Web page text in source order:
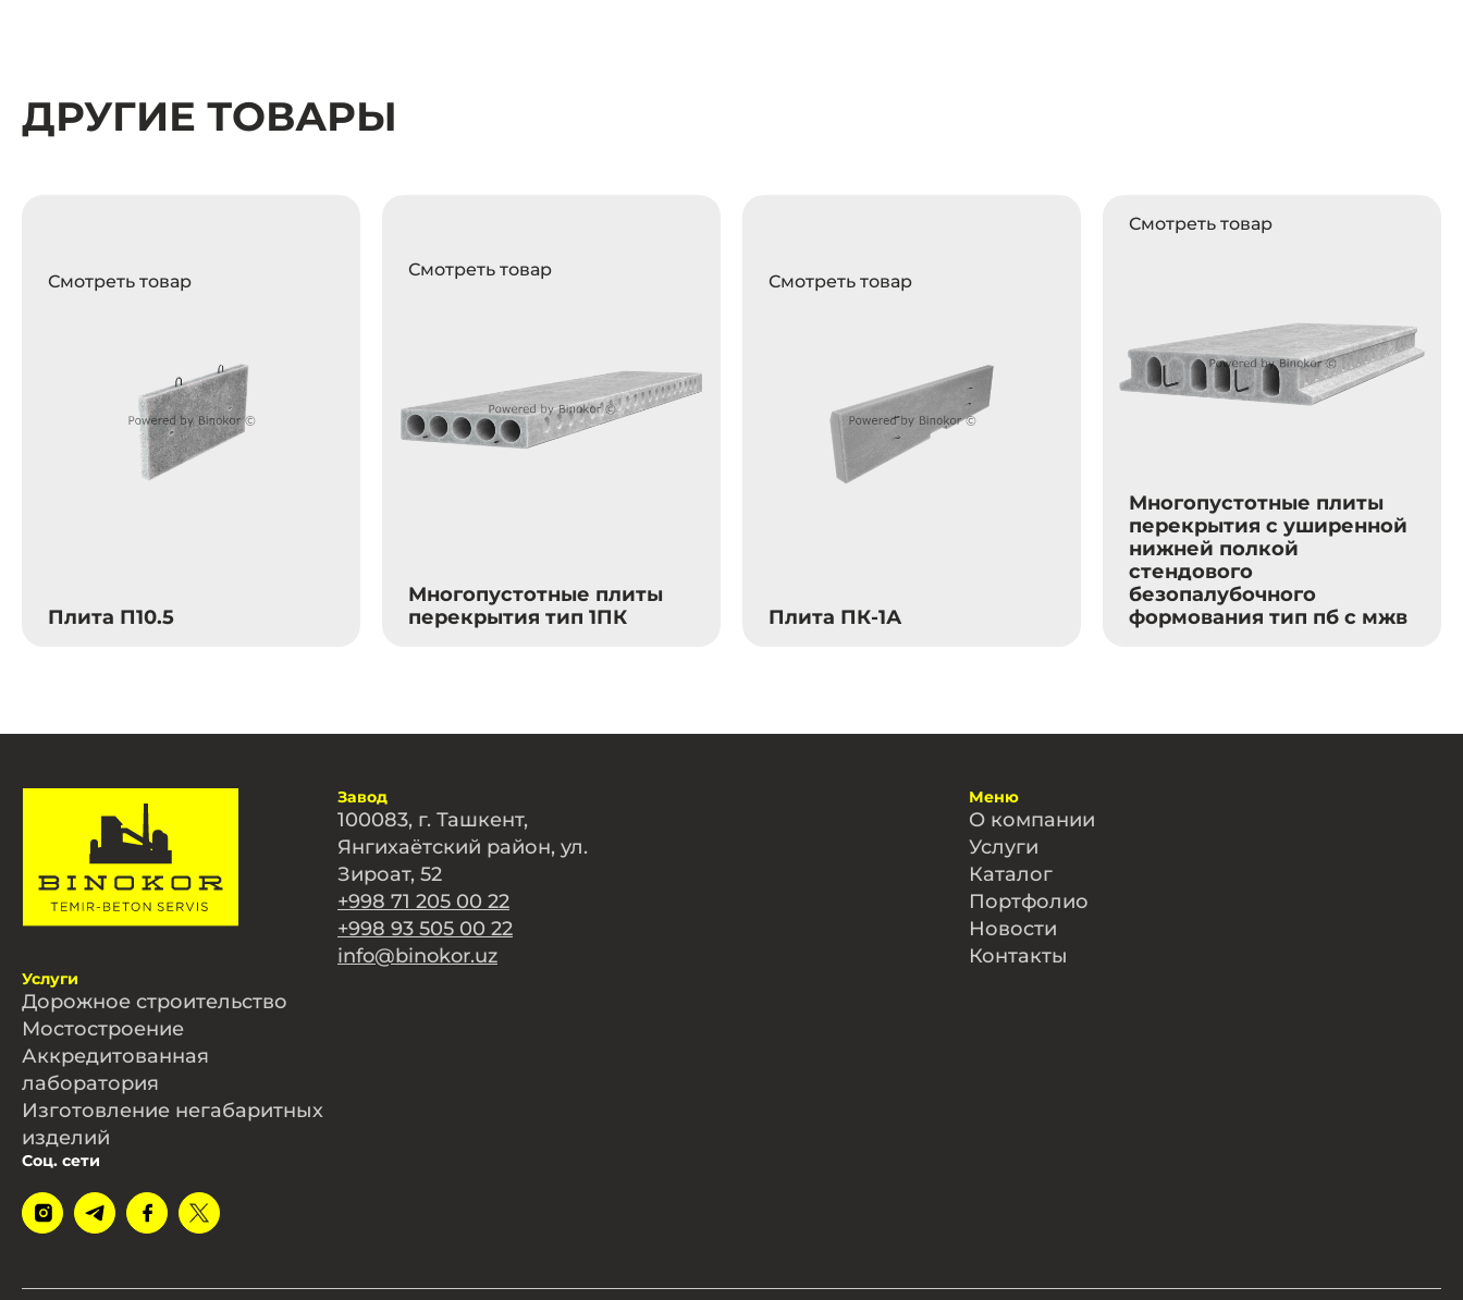
ДРУГИЕ ТОВАРЫ
Смотреть товар
Плита П10.5
Смотреть товар
Многопустотные плиты
перекрытия тип 1ПК
Смотреть товар
Плита ПК-1А
Смотреть товар
Многопустотные плиты
перекрытия с уширенной
нижней полкой
стендового
безопалубочного
формования тип пб с мжв
Завод
100083, г. Ташкент,
Янгихаётский район, ул.
Зироат, 52
+998 71 205 00 22
+998 93 505 00 22
info@binokor.uz
Меню
О компании
Услуги
Каталог
Портфолио
Новости
Контакты
Услуги
Дорожное строительство
Мостостроение
Аккредитованная
лаборатория
Изготовление негабаритных
изделий
Соц. сети